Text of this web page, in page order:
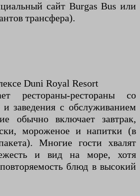
сайт Burgas Bus или
трансфера).
Duni Royal Resort
рестораны-рестораны со
заведения с обслуживанием
обычно включает завтрак,
мороженое и напитки (в
Многие гости хвалят
и вид на море, хотя
блюд в высокий